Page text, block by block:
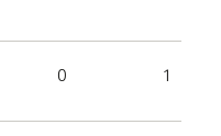
0 1